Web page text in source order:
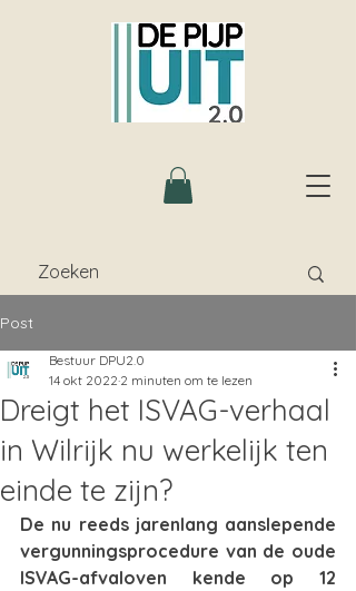
Post
Dreigt het ISVAG-verhaal
in Wilrijk nu werkelijk ten
einde te zijn?
Bestuur DPU2.0
14 okt 2022 2 minuten om te lezen
De nu reeds jarenlang aanslepende
vergunningsprocedure van de oude
ISVAG-afvaloven kende op 12